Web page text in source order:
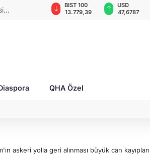
6.660,55
BIST 100
13.779,39
USD
47,6787
QHA Özel
askeri yolla geri alınması büyük can